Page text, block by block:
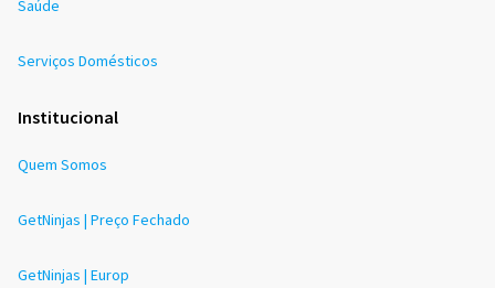
Saúde
Serviços Domésticos
Institucional
Quem Somos
GetNinjas | Preço Fechado
GetNinjas | Europ